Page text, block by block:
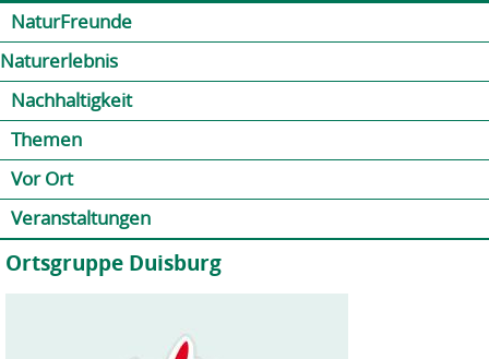
NaturFreunde
Naturerlebnis
Nachhaltigkeit
Themen
Vor Ort
Veranstaltungen
Ortsgruppe Duisburg